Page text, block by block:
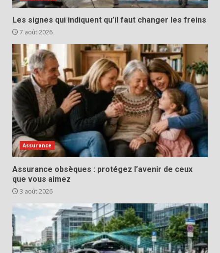
Les signes qui indiquent qu’il faut changer les freins
7 août 2026
Assurance
Assurance obsèques : protégez l’avenir de ceux
que vous aimez
3 août 2026